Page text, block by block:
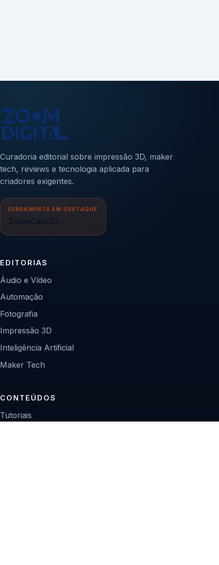
Curadoria editorial sobre impressão 3D, maker
tech, reviews e tecnologia aplicada para
criadores exigentes.
FERRAMENTA EM DESTAQUE
ZoomCalc3D
EDITORIAS
Áudio e Vídeo
Automação
Fotografia
Impressão 3D
Inteligência Artificial
Maker Tech
CONTEÚDOS
Tutoriais